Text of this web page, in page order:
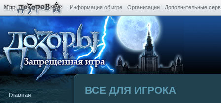
Информация об игре Организации Дополнительные
Главная
ВСЕ ДЛЯ ИГРОКА